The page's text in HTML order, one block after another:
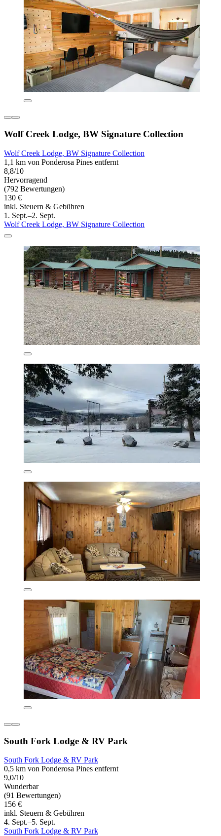
Wolf Creek Lodge, BW Signature Collection
Wolf Creek Lodge, BW Signature Collection
1,1 km von Ponderosa Pines entfernt
8,8/10
Hervorragend
(792 Bewertungen)
130 €
inkl. Steuern & Gebühren
1. Sept.–2. Sept.
Wolf Creek Lodge, BW Signature Collection
South Fork Lodge & RV Park
South Fork Lodge & RV Park
0,5 km von Ponderosa Pines entfernt
9,0/10
Wunderbar
(91 Bewertungen)
156 €
inkl. Steuern & Gebühren
4. Sept.–5. Sept.
South Fork Lodge & RV Park